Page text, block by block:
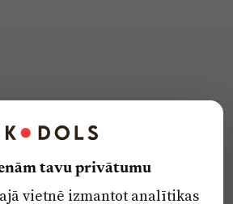
tavu privātumu
vietnē izmantot analītikas